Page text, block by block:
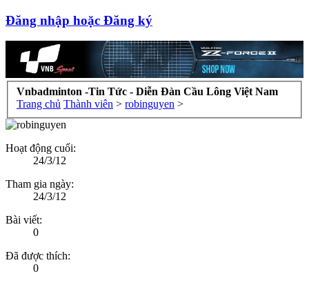
Đăng nhập hoặc Đăng ký
Vnbadminton -Tin Tức - Diễn Đàn Cầu Lông Việt Nam
Trang chủ Thành viên > robinguyen >
Hoạt động cuối:
24/3/12
Tham gia ngày:
24/3/12
Bài viết:
0
Đã được thích:
0